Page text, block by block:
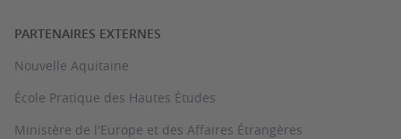
PARTENAIRES EXTERNES
Nouvelle Aquitaine
École Pratique des Hautes Études
Ministère de l'Europe et des Affaires Étrangères